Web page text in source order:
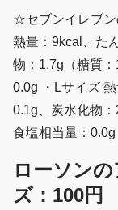
☆セブンイレブ
熱量：9kcal、た
物：1.7g（糖質
0.0g ・Lサイズ
0.1g、炭水化物：
食塩相当量：0.0g
ローソン
ズ：100円